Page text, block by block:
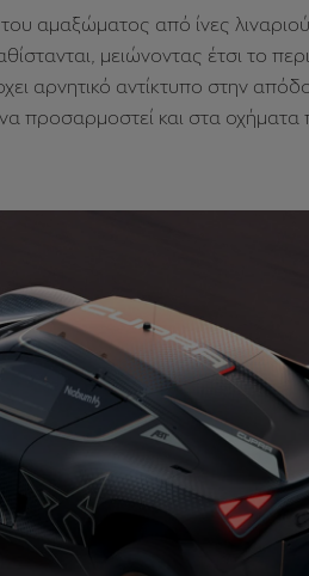
αμαξώματος από ίνες λιναριού
μειώνοντας έτσι το
αρνητικό αντίκτυπο στην
προσαρμοστεί και στα